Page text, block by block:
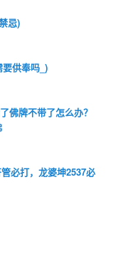
忌)
供奉吗_)
佛牌不带了怎么办？
必打，龙婆坤2537必